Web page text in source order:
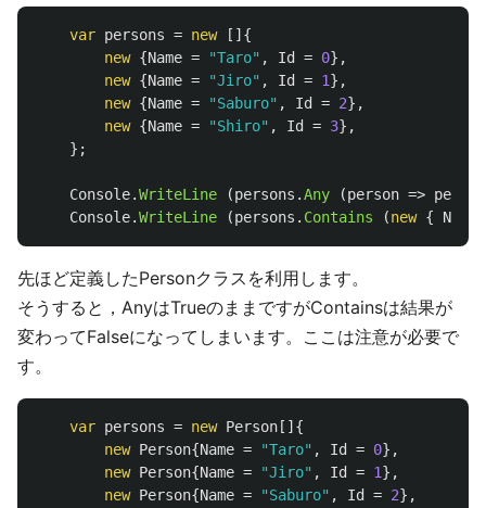
var persons = new
[]{
new {Name = "Taro" , Id = 0},
new {Name = "Jiro" , Id = 1},
new {Name = "Saburo" , Id = 2},
new {Name = "Shiro" , Id = 3},
};
Console.WriteLine (persons .Any (person => person
Console.WriteLine (persons . Contains (new { Name
先ほど定義したPersonクラスを利用します。
そうすると，AnyはTrueのままですがContainsは結果が
変わってFalseになってしまいます。ここは注意が必要で
す。
var persons = new Person []{
new Person{Name = "Taro" , Id = 0},
new Person{Name = "Jiro" , Id = 1},
new Person{Name = "Saburo" , Id = 2},